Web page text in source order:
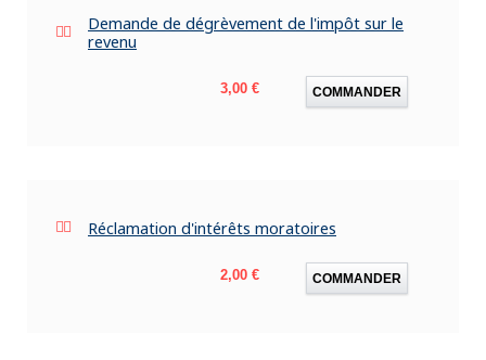
Demande de dégrèvement de l'impôt sur le
revenu
Prix
3,00 € COMMANDER
Réclamation d'intérêts moratoires
Prix
2,00 € COMMANDER